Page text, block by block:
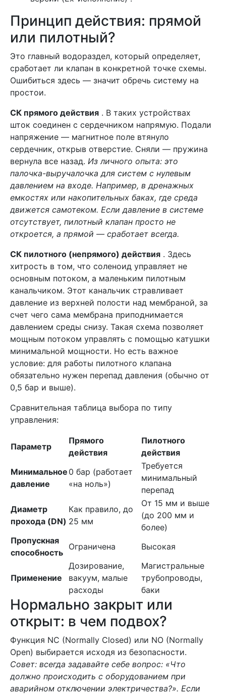
Принцип действия: прямой
или пилотный?
Это главный водораздел, который определяет,
сработает ли клапан в конкретной точке схемы.
Ошибиться здесь — значит обречь систему на
простои.
СК прямого действия . В таких устройствах
шток соединен с сердечником напрямую. Подали
напряжение — магнитное поле втянуло
сердечник, открыв отверстие. Сняли — пружина
вернула все назад. Из личного опыта: это
палочка-выручалочка для систем с нулевым
давлением на входе. Например, в дренажных
емкостях или накопительных баках, где среда
движется самотеком. Если давление в системе
отсутствует, пилотный клапан просто не
откроется, а прямой — сработает всегда.
СК пилотного (непрямого) действия . Здесь
хитрость в том, что соленоид управляет не
основным потоком, а маленьким пилотным
канальчиком. Этот канальчик стравливает
давление из верхней полости над мембраной, за
счет чего сама мембрана приподнимается
давлением среды снизу. Такая схема позволяет
мощным потоком управлять с помощью катушки
минимальной мощности. Но есть важное
условие: для работы пилотного клапана
обязательно нужен перепад давления (обычно от
0,5 бар и выше).
Сравнительная таблица выбора по типу
управления:
Параметр
Прямого
действия
Пилотного
действия
Минимальное
давление
0 бар (работает
«на ноль»)
Требуется
минимальный
перепад
Диаметр
прохода (DN)
Как правило, до
25 мм
От 15 мм и выше
(до 200 мм и
более)
Пропускная
способность
Ограничена Высокая
Применение
Дозирование,
вакуум, малые
расходы
Магистральные
трубопроводы,
баки
Нормально закрыт или
открыт: в чем подвох?
Функция NC (Normally Closed) или NO (Normally
Open) выбирается исходя из безопасности.
Совет: всегда задавайте себе вопрос: «Что
должно происходить с оборудованием при
аварийном отключении электричества?». Если